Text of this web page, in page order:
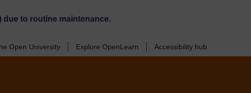
due to routine maintenance.
Open University Explore OpenLearn Accessibility hub